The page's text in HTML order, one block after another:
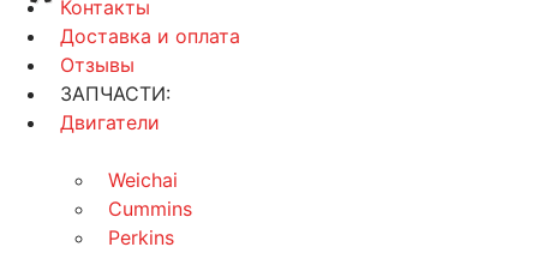
Контакты
Доставка и оплата
Отзывы
ЗАПЧАСТИ:
Двигатели
Weichai
Cummins
Perkins